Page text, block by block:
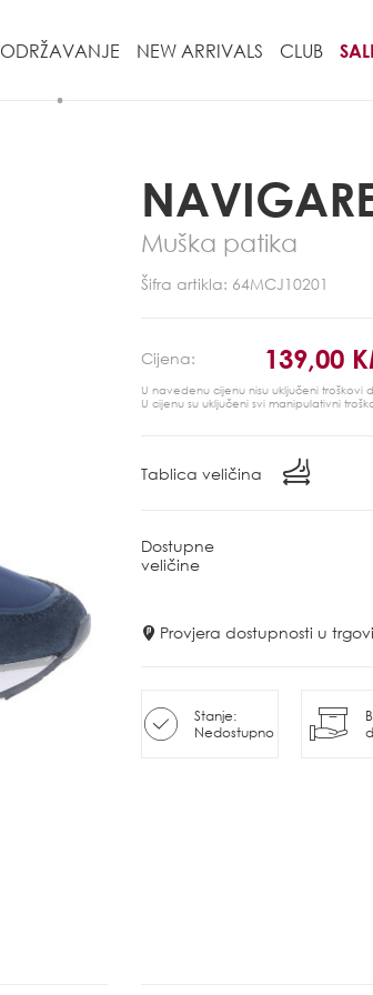
ODRŽAVANJE NEW ARRIVALS CLUB
Muška patika
Šifra artikla: 64MCJ10201
Cijena: 139,00
U navedenu cijenu nisu uključeni
U cijenu su uključeni svi manipulativni
Tablica veličina
Dostupne
veličine
Provjera dostupnosti u
Stanje:
Nedostupno